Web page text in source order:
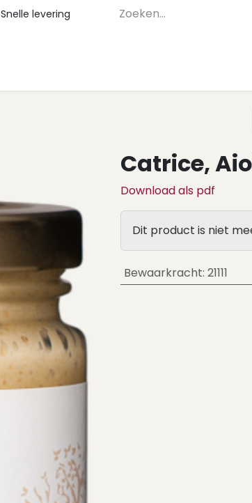
Snelle levering
Catrice,
Download als pdf
Dit product is niet
Bewaarkracht: 21111